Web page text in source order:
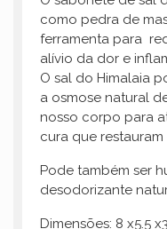
como pedra de
ferramenta para
alívio da dor e
O sal do Himalaia
a osmose natural
nosso corpo para
cura que
Pode também ser
desodorizante
Dimensões: 8 x5.5